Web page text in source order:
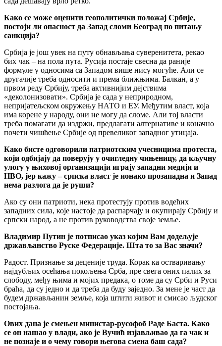
Како се може оценити геополитички положај Србије,
постоји ли опасност да Запад сломи Београд по питању
санкција?
Србија је још увек на путу обнављања суверенитета, рекао
бих чак – на пола пута. Русија постаје свесна да раније
формуле у односима са Западом више нису могуће. Али се
другачије треба односити и према ближњима. Балкан, а у
првом реду Србију, треба активнијим дејствима
«деколонизовати». Србија је сада у неприродном,
непријатељском окружењу НАТО и ЕУ. Међутим власт, која
има корене у народу, они не могу да сломе. Али тој власти
треба помагати да издржи, предлагати алтернативе и коначно
почети чишћење Србије од превеликог западног утицаја.
Како бисте одговорили патриотским учесницима протеста,
који одбијају да поверују у очигледну чињеницу, да кључну
улогу у њиховој организацији играју западни медији и
НВО, јер кажу – српска власт је ионако прозападна и Запад
нема разлога да је руши?
Ако су они патриоти, нека протестују против водећих
западних сила, које настоје да распарчају и окупирају Србију и
српски народ, а не против руководства своје земље.
Владимир Путин је потписао указ којим Вам додељује
држављанство Руске Федерације. Шта то за Вас значи?
Радост. Признање за деценије труда. Корак ка остваривању
најдубљих осећања покољења Срба, пре свега оних палих за
слободу, међу њима и мојих предака, о томе да су Срби и Руси
браћа, да су једно и да треба да буду заједно. За мене је част да
будем држављанин земље, која штити живот и смисао људског
постојања.
Ових дана је смењен министар-русофоб Раде Баста. Како
се он нашао у влади, ако је Вучић изјављивао да га чак и
не познаје и о чему говори његова смена баш сада?